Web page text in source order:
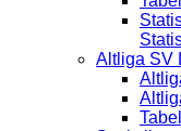
Altliga SV